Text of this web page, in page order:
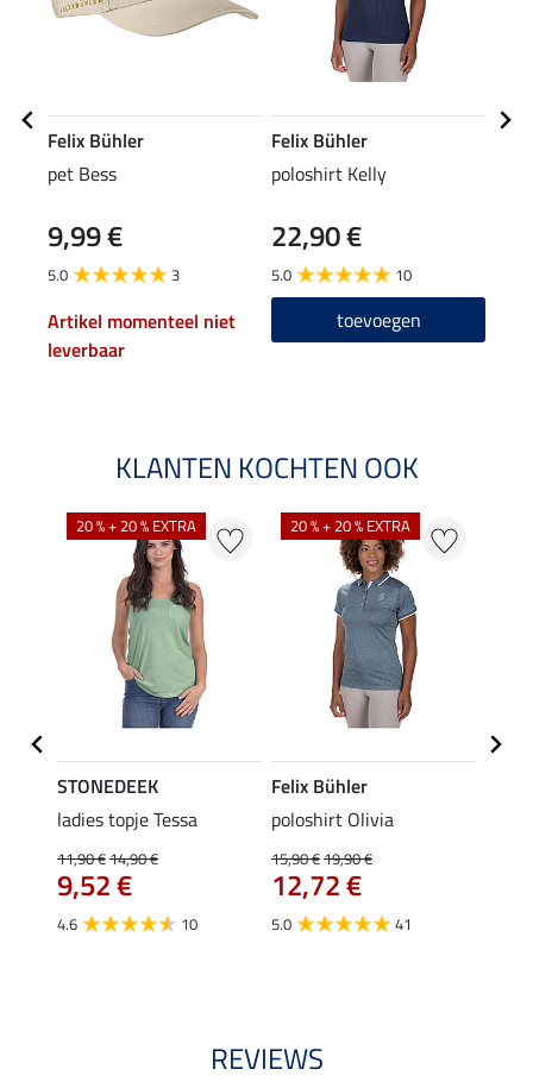
Felix Bühler
pet Bess
9,99 €
5.0 3
Artikel momenteel niet
leverbaar
Felix Bühler
poloshirt Kelly
22,90 €
5.0 10
toevoegen
KLANTEN KOCHTEN OOK
20 % + 20 % EXTRA
STONEDEEK
ladies topje Tessa
11,90 €14,90 €
9,52 €
4.6 10
20 % + 20 % EXTRA
Felix Bühler
poloshirt Olivia
15,90 €19,90 €
12,72 €
5.0 41
REVIEWS